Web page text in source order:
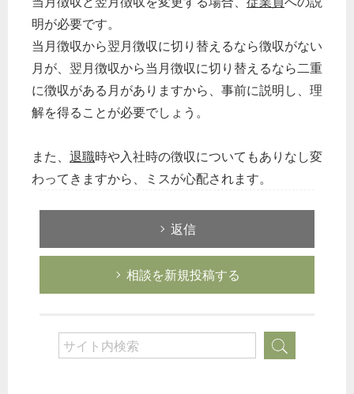
明が必要です。
当月徴収から翌月徴収に切り替えるなら徴収がない
月が、翌月徴収から当月徴収に切り替えるなら二重
に徴収がある月がありますから、事前に説明し、理
解を得ることが必要でしょう。
また、 退職時や入社時の徴収についてもありなし変
わってきますから、ミスが心配されます。
返信
相談を新規投稿する